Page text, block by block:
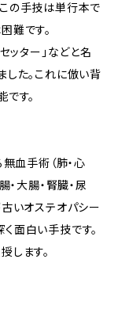
の手技は単行本で
難です。
ッター」などと名
した。これに倣い背
す。
血手術（肺・心
・大腸・腎臓・尿
いオステオパシー
面白い手技です。
します。